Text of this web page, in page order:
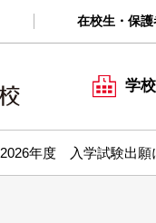
在校生・保
学
2026年度 入学試験出願